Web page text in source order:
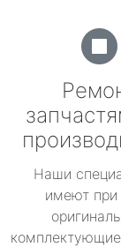
Наши
имеют при